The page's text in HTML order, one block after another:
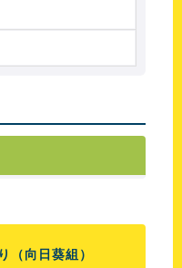
（向日葵組）